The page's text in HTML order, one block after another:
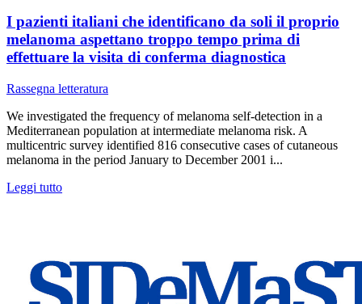
I pazienti italiani che identificano da soli il proprio
melanoma aspettano troppo tempo prima di
effettuare la visita di conferma diagnostica
Rassegna letteratura
We investigated the frequency of melanoma self-detection in a
Mediterranean population at intermediate melanoma risk. A
multicentric survey identified 816 consecutive cases of cutaneous
melanoma in the period January to December 2001 i...
Leggi tutto